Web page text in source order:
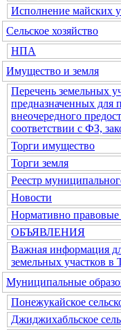
Исполнение майских
Сельское хозяйство
НПА
Имущество и земля
Перечень земельных
предназначенных для
внеочередного
соответствии с ФЗ,
Торги имущество
Торги земля
Реестр
Новости
Нормативно правовые
ОБЪЯВЛЕНИЯ
Важная информация
земельных участков в
Муниципальные
Понежукайское
Джиджихабльское